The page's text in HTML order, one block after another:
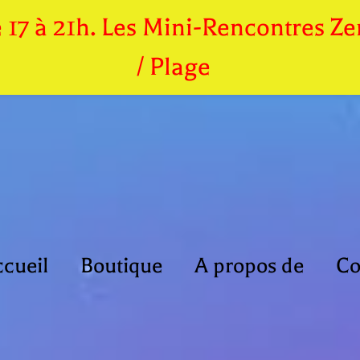
Boutique A propos de
à 21h. Les Mini-Rencontres
/ Plage